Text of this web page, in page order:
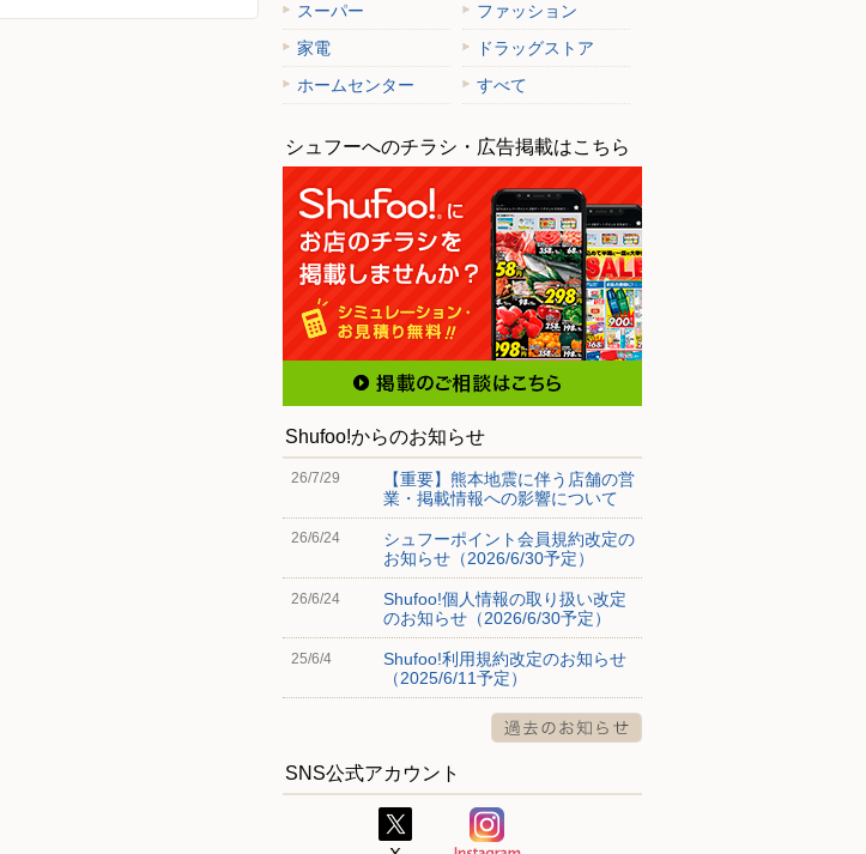
スーパー
ファッション
家電
ドラッグストア
ホームセンター
すべて
シュフーへのチラシ・広告掲載はこちら
Shufoo!からのお知らせ
26/7/29
【重要】熊本地震に伴う店舗の営
業・掲載情報への影響について
26/6/24
シュフーポイント会員規約改定の
お知らせ（2026/6/30予定）
26/6/24
Shufoo!個人情報の取り扱い改定
のお知らせ（2026/6/30予定）
25/6/4
Shufoo!利用規約改定のお知らせ
（2025/6/11予定）
SNS公式アカウント